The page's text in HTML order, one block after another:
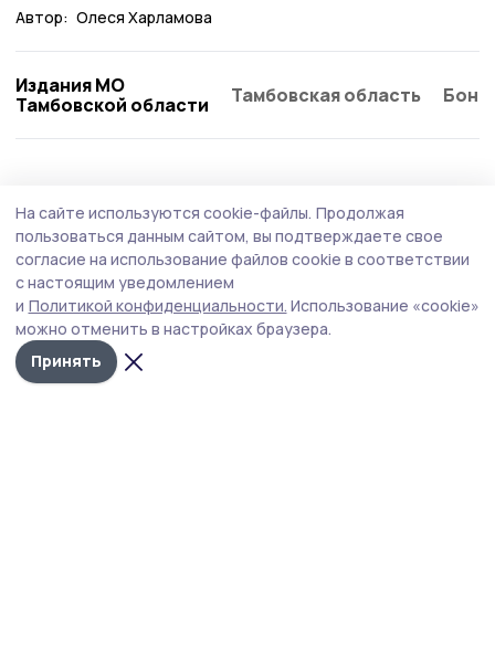
Автор: Олеся Харламова
Издания МО
Тамбовской области
Тамбовская область
«Защита для ребенка» — новая подписка
«Ростелекома» позаботится о
кибербезопасности подрастающего
поколения
На сайте используются cookie-файлы. Продолжая
пользоваться данным сайтом, вы подтверждаете свое
согласие на использование файлов cookie в соответствии
с настоящим уведомлением
и Политикой конфиденциальности. Использование «cookie»
можно отменить в настройках браузера.
Принять